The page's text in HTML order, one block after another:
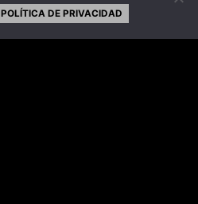
POLÍTICA DE PRIVACIDAD